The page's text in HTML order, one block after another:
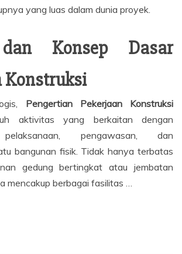
yang luas dalam dunia proyek.
Konsep Dasar
Konstruksi
Pengertian Pekerjaan Konstruksi
aktivitas yang berkaitan dengan
pelaksanaan, pengawasan, dan
bangunan fisik. Tidak hanya terbatas
gedung bertingkat atau jembatan
mencakup berbagai fasilitas …